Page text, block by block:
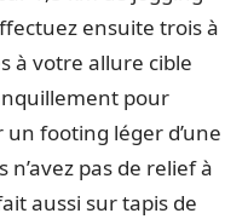
ensuite trois à
à votre allure cible
pour
footing léger d’une
pas de relief à
aussi sur tapis de